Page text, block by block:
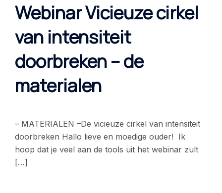
Webinar Vicieuze cirkel
van intensiteit
doorbreken – de
materialen
– MATERIALEN –De vicieuze cirkel van intensiteit
doorbreken Hallo lieve en moedige ouder! Ik
hoop dat je veel aan de tools uit het webinar zult
[…]